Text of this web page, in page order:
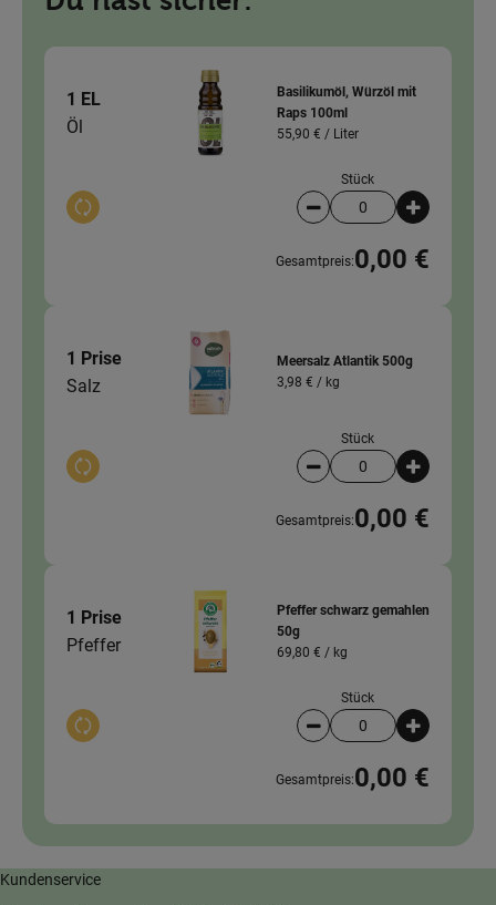
1 EL
Öl
Auswahl ändern
Basilikumöl, Würzöl mit
Raps 100ml
55,90 € / Liter
Stück
Artikelanzahl
Gesamtpreis:0,00 €
1 Prise
Salz
Auswahl ändern
Meersalz Atlantik 500g
3,98 € / kg
Stück
Artikelanzahl
Gesamtpreis:0,00 €
1 Prise
Pfeffer
Auswahl ändern
Pfeffer schwarz gemahlen
50g
69,80 € / kg
Stück
Artikelanzahl
Gesamtpreis:0,00 €
Kundenservice